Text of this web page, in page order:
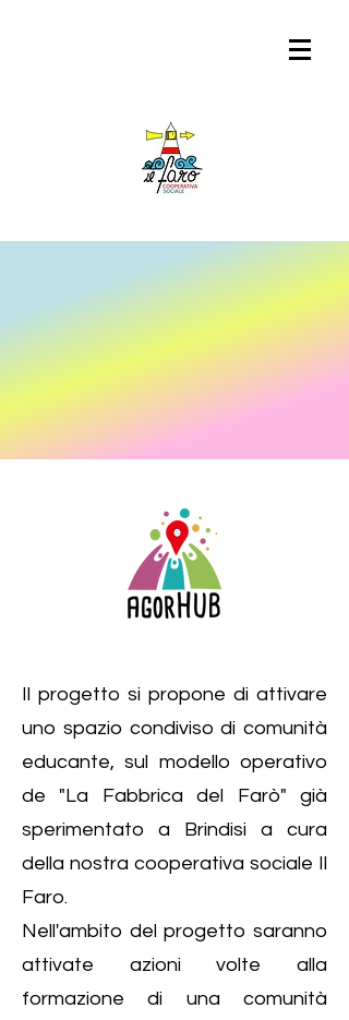
Il progetto si propone di attivare
uno spazio condiviso di comunità
educante, sul modello operativo
de "La Fabbrica del Farò" già
sperimentato a Brindisi a cura
della nostra cooperativa sociale Il
Faro.
Nell'ambito del progetto saranno
attivate azioni volte alla
formazione di una comunità